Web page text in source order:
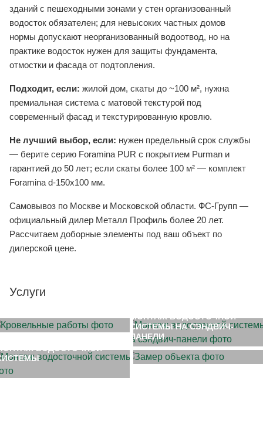
зданий с пешеходными зонами у стен организованный
водосток обязателен; для невысоких частных домов
нормы допускают неорганизованный водоотвод, но на
практике водосток нужен для защиты фундамента,
отмостки и фасада от подтопления.
Подходит, если: жилой дом, скаты до ~100 м², нужна
премиальная система с матовой текстурой под
современный фасад и текстурированную кровлю.
Не лучший выбор, если: нужен предельный срок службы
— берите серию Foramina PUR с покрытием Purman и
гарантией до 50 лет; если скаты более 100 м² — комплект
Foramina d-150x100 мм.
Самовывоз по Москве и Московской области. ФС-Групп —
официальный дилер Металл Профиль более 20 лет.
Рассчитаем доборные элементы под ваш объект по
дилерской цене.
Услуги
МОНТАЖ ВОДОСТОЧНОЙ
СИСТЕМЫ НА СЭНДВИЧ-
ПАНЕЛИ
ВОДОСТОЧНОЙ
ЗАМЕР ОБЪЕКТА